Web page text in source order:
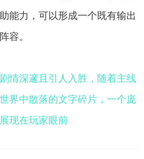
能力，可以形成一个既有输出
容。
情深邃且引人入胜，随着主线
界中散落的文字碎片，一个庞
现在玩家眼前